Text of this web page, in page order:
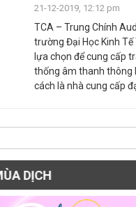
21-12-2019, 12:12 pm
TCA – Trung Chính
trường Đại Học Kinh Tế
lựa chọn để cung cấp
thống âm thanh thông
cách là nhà cung cấp